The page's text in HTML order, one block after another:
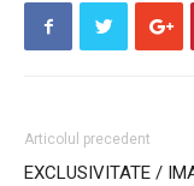
Articolul precedent
EXCLUSIVITATE /